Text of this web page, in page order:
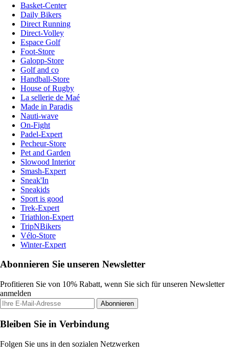
Basket-Center
Daily Bikers
Direct Running
Direct-Volley
Espace Golf
Foot-Store
Galopp-Store
Golf and co
Handball-Store
House of Rugby
La sellerie de Maé
Made in Paradis
Nauti-wave
On-Fight
Padel-Expert
Pecheur-Store
Pet and Garden
Slowood Interior
Smash-Expert
Sneak'In
Sneakids
Sport is good
Trek-Expert
Triathlon-Expert
TripNBikers
Vélo-Store
Winter-Expert
Abonnieren Sie unseren Newsletter
Profitieren Sie von 10% Rabatt, wenn Sie sich für unseren Newsletter
anmelden
Abonnieren
Bleiben Sie in Verbindung
Folgen Sie uns in den sozialen Netzwerken